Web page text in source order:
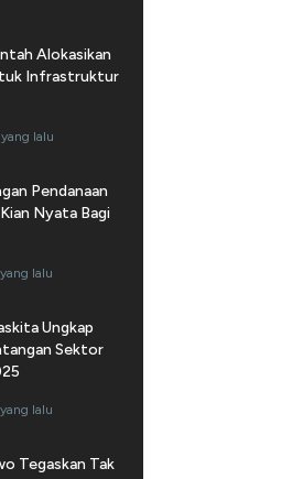
Alokasikan
Infrastruktur
lalu
Pendanaan
Nyata Bagi
lalu
Ungkap
Sektor
lalu
Tegaskan Tak